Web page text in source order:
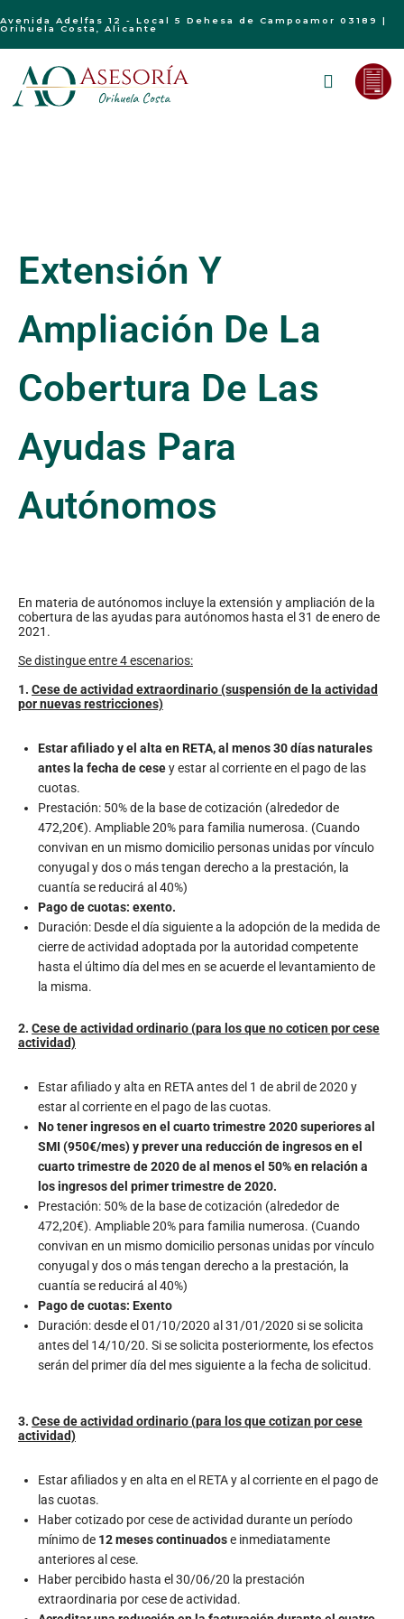
Avenida Adelfas 12 - Local 5 Dehesa de Campoamor 03189 |
Orihuela Costa, Alicante
Extensión Y
Ampliación De La
Cobertura De Las
Ayudas Para
Autónomos
En materia de autónomos incluye la extensión y ampliación de la
cobertura de las ayudas para autónomos hasta el 31 de enero de
2021.
Se distingue entre 4 escenarios:
1. Cese de actividad extraordinario (suspensión de la actividad
por nuevas restricciones)
Estar afiliado y el alta en RETA, al menos 30 días naturales
antes la fecha de cesey estar al corriente en el pago de las
cuotas.
Prestación: 50% de la base de cotización (alrededor de
472,20€). Ampliable 20% para familia numerosa. (Cuando
convivan en un mismo domicilio personas unidas por vínculo
conyugal y dos o más tengan derecho a la prestación, la
cuantía se reducirá al 40%)
Pago de cuotas: exento.
Duración: Desde el día siguiente a la adopción de la medida de
cierre de actividad adoptada por la autoridad competente
hasta el último día del mes en se acuerde el levantamiento de
la misma.
2. Cese de actividad ordinario (para los que no coticen por cese
actividad)
Estar afiliado y alta en RETA antes del 1 de abril de 2020 y
estar al corriente en el pago de las cuotas.
No tener ingresos en el cuarto trimestre 2020 superiores al
SMI (950€/mes) y prever una reducción de ingresos en el
cuarto trimestre de 2020 de al menos el 50% en relación a
los ingresos del primer trimestre de 2020.
Prestación: 50% de la base de cotización (alrededor de
472,20€). Ampliable 20% para familia numerosa. (Cuando
convivan en un mismo domicilio personas unidas por vínculo
conyugal y dos o más tengan derecho a la prestación, la
cuantía se reducirá al 40%)
Pago de cuotas: Exento
Duración: desde el 01/10/2020 al 31/01/2020 si se solicita
antes del 14/10/20. Si se solicita posteriormente, los efectos
serán del primer día del mes siguiente a la fecha de solicitud.
3. Cese de actividad ordinario (para los que cotizan por cese
actividad)
Estar afiliados y en alta en el RETA y al corriente en el pago de
las cuotas.
Haber cotizado por cese de actividad durante un período
mínimo de 12 meses continuadose inmediatamente
anteriores al cese.
Haber percibido hasta el 30/06/20 la prestación
extraordinaria por cese de actividad.